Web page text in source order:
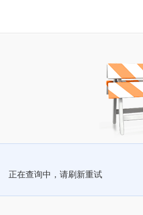
正在查询中，请刷新重试